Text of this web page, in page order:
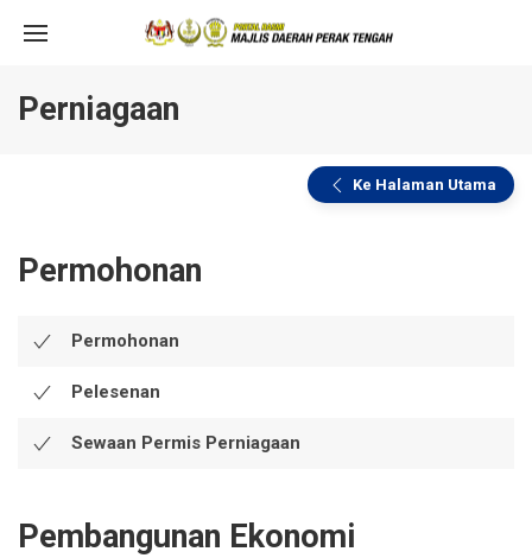
Perniagaan
Ke Halaman Utama
Permohonan
Permohonan
Pelesenan
Sewaan Permis Perniagaan
Pembangunan Ekonomi